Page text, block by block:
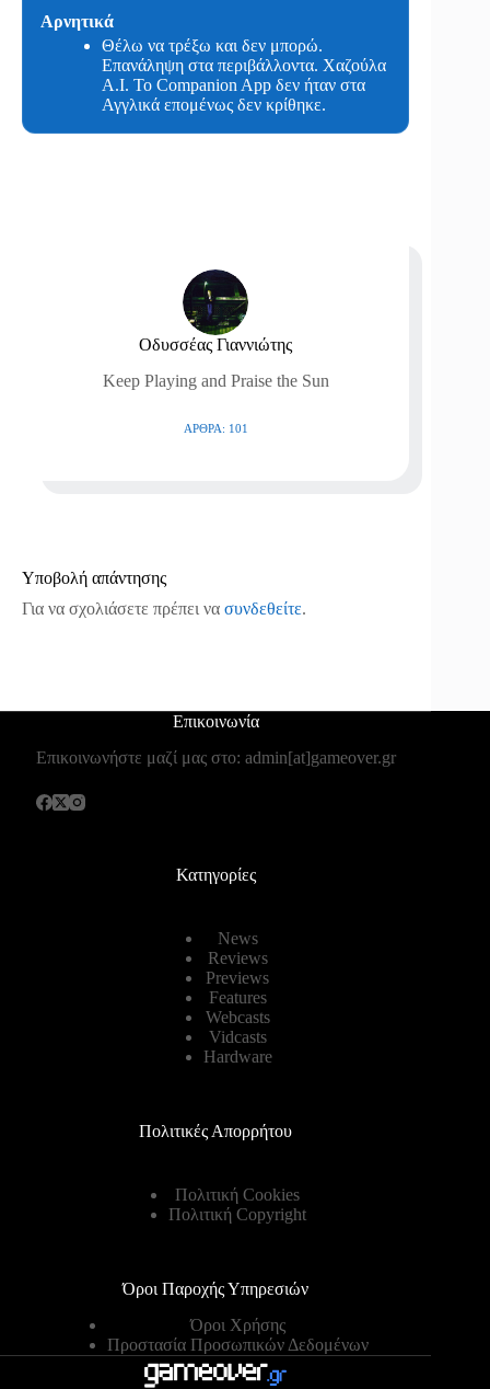
Αρνητικά
Θέλω να τρέξω και δεν μπορώ.
Επανάληψη στα περιβάλλοντα. Xαζούλα
Α.Ι. Το Companion App δεν ήταν στα
Αγγλικά επομένως δεν κρίθηκε.
Οδυσσέας Γιαννιώτης
Keep Playing and Praise the Sun
ΆΡΘΡΑ: 101
Υποβολή απάντησης
Για να σχολιάσετε πρέπει να συνδεθείτε.
Επικοινωνία
Επικοινωνήστε μαζί μας στο: admin[at]gameover.gr
Κατηγορίες
News
Reviews
Previews
Features
Webcasts
Vidcasts
Hardware
Πολιτικές Απορρήτου
Πολιτική Cookies
Πολιτική Copyright
Όροι Παροχής Υπηρεσιών
Όροι Χρήσης
Προστασία Προσωπικών Δεδομένων